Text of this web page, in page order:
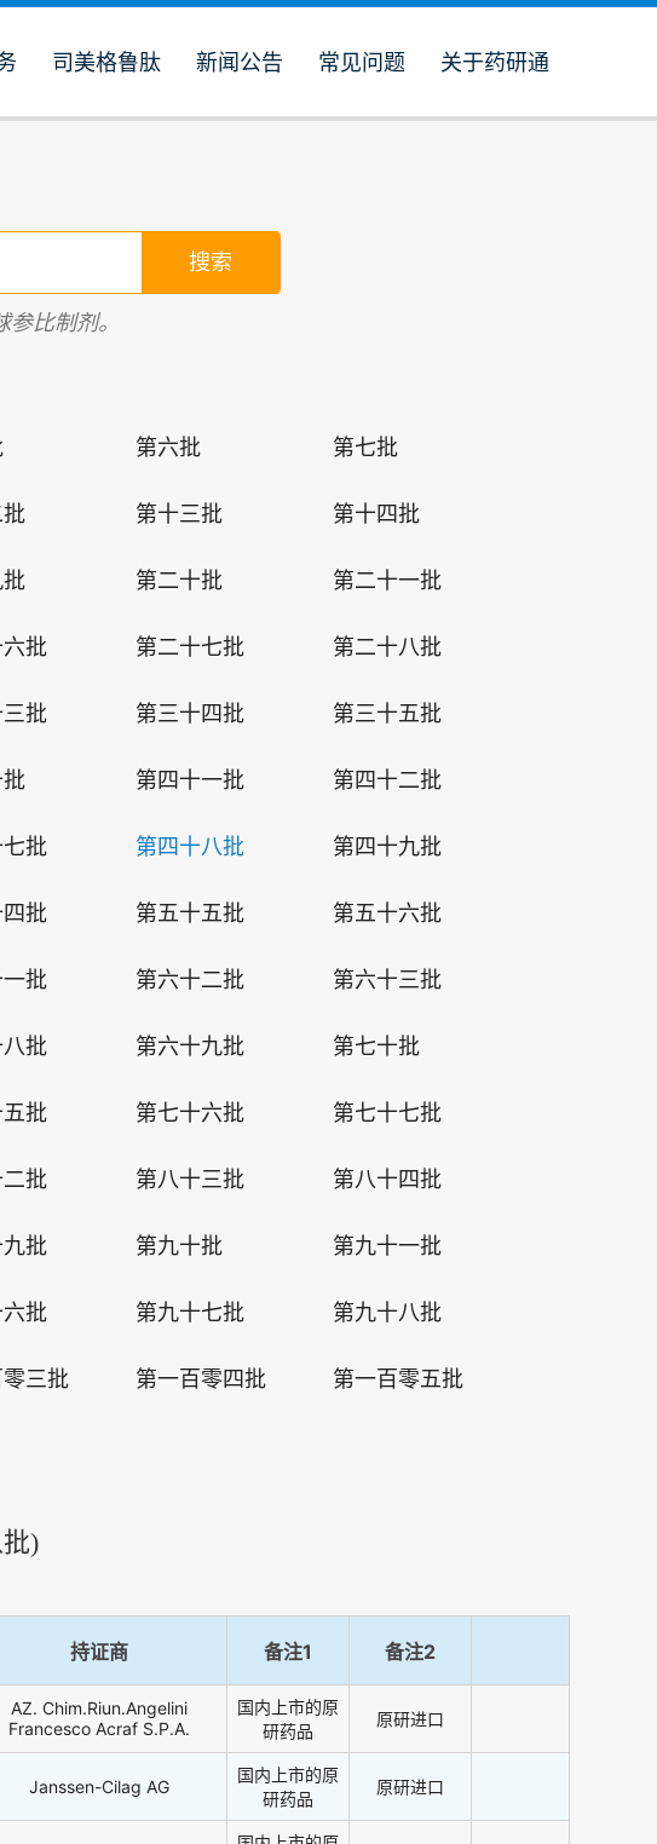
司美格鲁肽 新闻公告 常见问题 关于药研通
比制剂。
第六批 第七批
第十三批 第十四批
第二十批 第二十一批
批 第二十七批 第二十八批
批 第三十四批 第三十五批
第四十一批 第四十二批
批 第四十八批 第四十九批
批 第五十五批 第五十六批
批 第六十二批 第六十三批
批 第六十九批 第七十批
批 第七十六批 第七十七批
批 第八十三批 第八十四批
批 第九十批 第九十一批
批 第九十七批 第九十八批
三批 第一百零四批 第一百零五批
)
持证商 备注1 备注2
AZ. Chim.Riun.Angelini
Francesco Acraf S.P.A.
国内上市的原
研药品
原研进口
Janssen-Cilag AG
国内上市的原
研药品
原研进口